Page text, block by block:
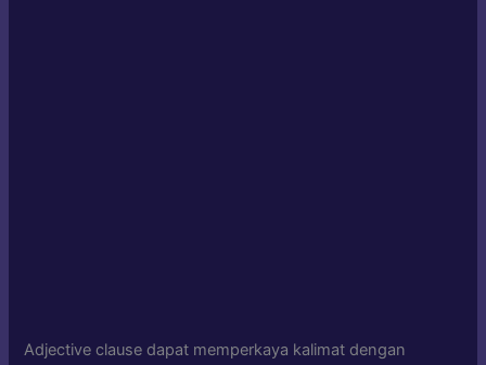
Adjective clause dapat memperkaya kalimat dengan